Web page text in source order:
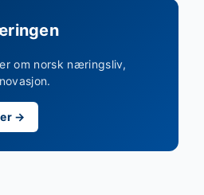
om norsk næringsliv,
→